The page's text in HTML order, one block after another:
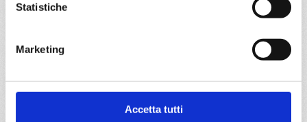
Statistiche
Marketing
Accetta tutti
da con